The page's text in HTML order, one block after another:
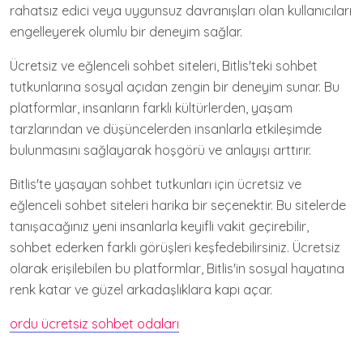
rahatsız edici veya uygunsuz davranışları olan kullanıcıları
engelleyerek olumlu bir deneyim sağlar.
Ücretsiz ve eğlenceli sohbet siteleri, Bitlis'teki sohbet
tutkunlarına sosyal açıdan zengin bir deneyim sunar. Bu
platformlar, insanların farklı kültürlerden, yaşam
tarzlarından ve düşüncelerden insanlarla etkileşimde
bulunmasını sağlayarak hoşgörü ve anlayışı arttırır.
Bitlis'te yaşayan sohbet tutkunları için ücretsiz ve
eğlenceli sohbet siteleri harika bir seçenektir. Bu sitelerde
tanışacağınız yeni insanlarla keyifli vakit geçirebilir,
sohbet ederken farklı görüşleri keşfedebilirsiniz. Ücretsiz
olarak erişilebilen bu platformlar, Bitlis'in sosyal hayatına
renk katar ve güzel arkadaşlıklara kapı açar.
ordu ücretsiz sohbet odaları